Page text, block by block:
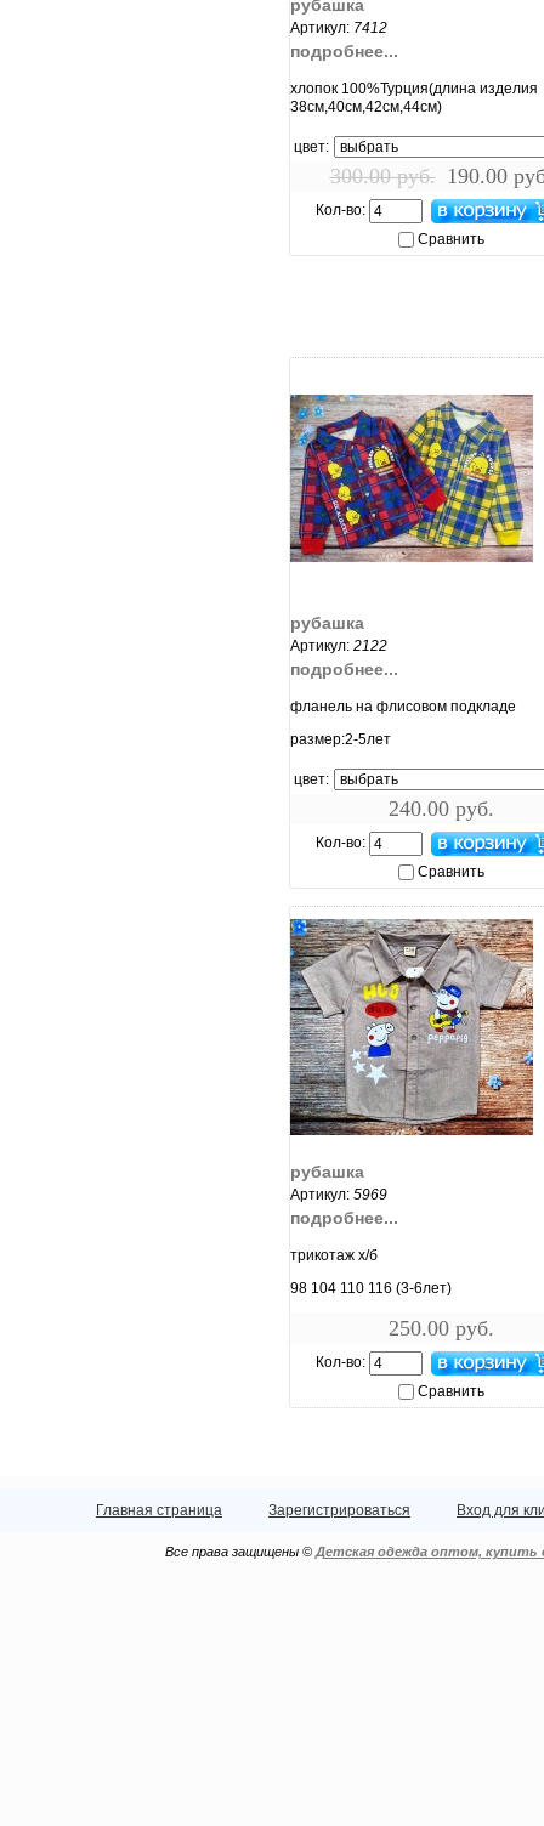
рубашка
Артикул: 7412
подробнее...
хлопок 100%Турция(длина изделия
38см,40см,42см,44см)
цвет:
300.00 руб. 190.00
Кол-во:
Сравнить
рубашка
Артикул: 2122
подробнее...
фланель на флисовом подкладе
размер:2-5лет
цвет:
240.00 руб.
Кол-во:
Сравнить
рубашка
Артикул: 5969
подробнее...
трикотаж х/б
98 104 110 116 (3-6лет)
250.00 руб.
Кол-во:
Сравнить
Главная страница Зарегистрироваться Вход для
Все права защищены © Детская одежда оптом,